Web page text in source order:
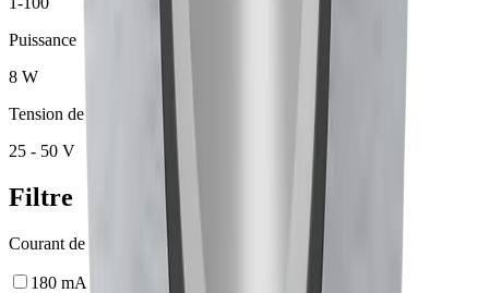
Puissance
8 W
Tension de sortie
25 - 50 V
Filtre
Courant de sortie
180 mA